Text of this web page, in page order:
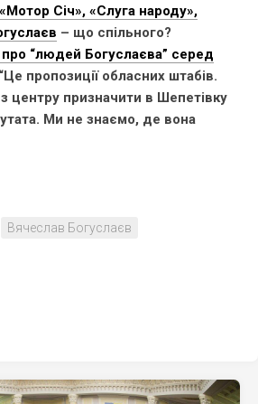
Січ», «Слуга народу»,
– що спільного?
“людей Богуслаєва” серед
“Це пропозиції обласних штабів.
центру призначити в Шепетівку
Ми не знаємо, де вона
Вячеслав Богуслаєв